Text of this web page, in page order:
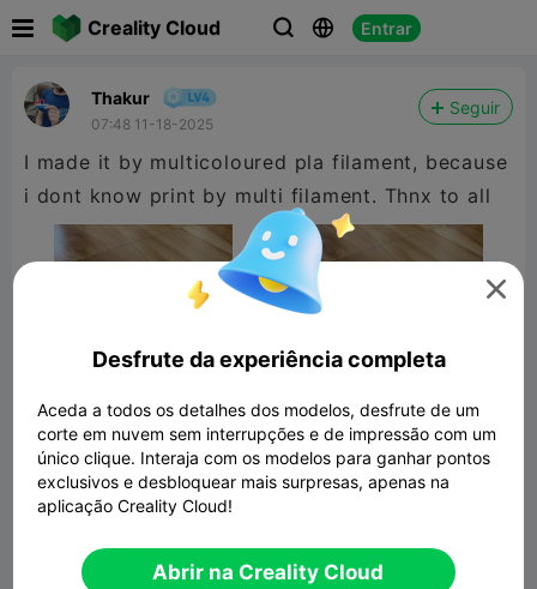
Creality Cloud   Entrar
Thakur
07:48 11-18-2025
Seguir
I made it by multicoloured pla filament, because
i dont know print by multi filament. Thnx to all
Flexi Dragon

Desfrute da experiência completa
Aceda a todos os detalhes dos modelos, desfrute de um
corte em nuvem sem interrupções e de impressão com um
único clique. Interaja com os modelos para ganhar pontos
exclusivos e desbloquear mais surpresas, apenas na
aplicação Creality Cloud!
Abrir na Creality Cloud